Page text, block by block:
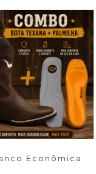
Econômica